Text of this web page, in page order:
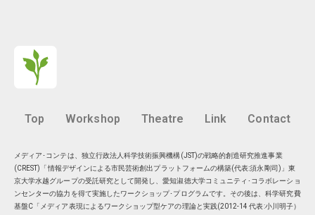
Top Workshop Theatre Link Contact
メディア･コンテは、独立行政法人科学技術振興機構(JST)の戦略的創造研究推進事業
(CREST)「情報デザインによる市民芸術創出プラットフォームの構築(代表:須永剛司)」東
京大学水越グループの受託研究として開発し、愛知淑徳大学コミュニティ･コラボレーショ
ンセンターの協力を得て実施したワークショップ･プログラムです。その後は、科学研究費
基盤C「メディア表現によるワークショップ型ケアの理論と実践(2012-14 代表:小川明子）